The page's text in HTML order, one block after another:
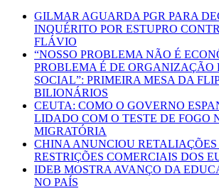
GILMAR AGUARDA PGR PARA
INQUÉRITO POR ESTUPRO
FLÁVIO
“NOSSO PROBLEMA NÃO É
PROBLEMA É DE ORGANIZAÇÃO
SOCIAL”: PRIMEIRA MESA DA
BILIONÁRIOS
CEUTA: COMO O GOVERNO
LIDADO COM O TESTE DE FOGO
MIGRATÓRIA
CHINA ANUNCIOU RETALIAÇÕES
RESTRIÇÕES COMERCIAIS DOS
IDEB MOSTRA AVANÇO DA
NO PAÍS